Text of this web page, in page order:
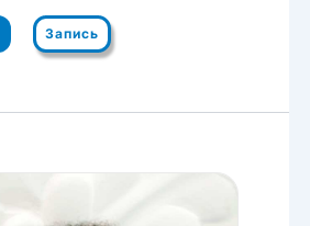
Запись